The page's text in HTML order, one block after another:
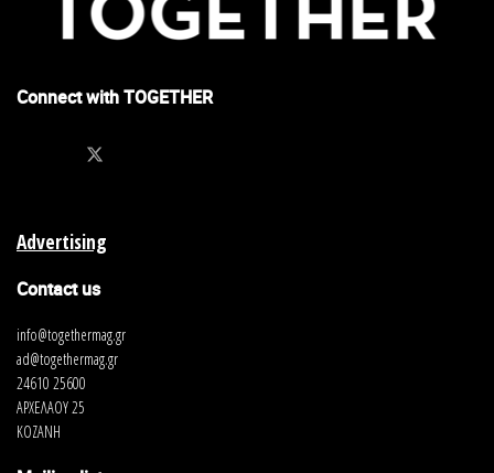
Connect with TOGETHER
Advertising
Contact us
info@togethermag.gr
ad@togethermag.gr
24610 25600
ΑΡΧΕΛΑΟΥ 25
ΚΟΖΑΝΗ